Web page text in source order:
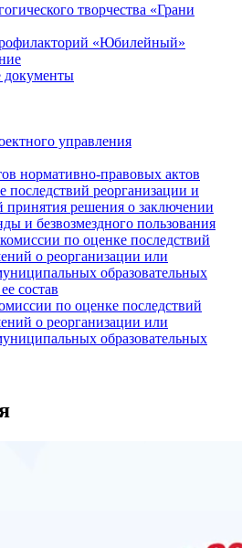
творчества «Грани
«Юбилейный»
управления
нормативно-правовых актов
последствий реорганизации и
принятия решения о заключении
и безвозмездного пользования
по оценке последствий
о реорганизации или
образовательных
состав
по оценке последствий
о реорганизации или
образовательных